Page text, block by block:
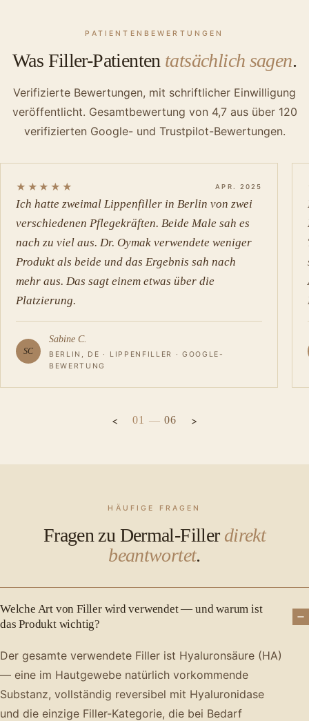
PATIENTENBEWERTUNGEN
Was Filler-Patienten tatsächlich sagen.
Verifizierte Bewertungen, mit schriftlicher Einwilligung
veröffentlicht. Gesamtbewertung von 4,7 aus über 120
verifizierten Google- und Trustpilot-Bewertungen.
★★★★★ APR. 2025
Ich hatte zweimal Lippenfiller in Berlin von zwei
verschiedenen Pflegekräften. Beide Male sah es
nach zu viel aus. Dr. Oymak verwendete weniger
Produkt als beide und das Ergebnis sah nach
mehr aus. Das sagt einem etwas über die
Platzierung.
SC
Sabine C.
BERLIN, DE · LIPPENFILLER · GOOGLE-
BEWERTUNG
01 — 06
HÄUFIGE FRAGEN
Fragen zu Dermal-Filler direkt
beantwortet.
Welche Art von Filler wird verwendet — und warum ist
das Produkt wichtig?
Der gesamte verwendete Filler ist Hyaluronsäure (HA)
— eine im Hautgewebe natürlich vorkommende
Substanz, vollständig reversibel mit Hyaluronidase
und die einzige Filler-Kategorie, die bei Bedarf